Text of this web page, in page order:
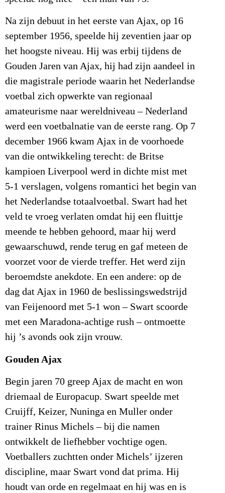
Na zijn debuut in het eerste van Ajax, op 16
september 1956, speelde hij zeventien jaar op
het hoogste niveau. Hij was erbij tijdens de
Gouden Jaren van Ajax, hij had zijn aandeel in
die magistrale periode waarin het Nederlandse
voetbal zich opwerkte van regionaal
amateurisme naar wereldniveau – Nederland
werd een voetbalnatie van de eerste rang. Op 7
december 1966 kwam Ajax in de voorhoede
van die ontwikkeling terecht: de Britse
kampioen Liverpool werd in dichte mist met
5-1 verslagen, volgens romantici het begin van
het Nederlandse totaalvoetbal. Swart had het
veld te vroeg verlaten omdat hij een fluittje
meende te hebben gehoord, maar hij werd
gewaarschuwd, rende terug en gaf meteen de
voorzet voor de vierde treffer. Het werd zijn
beroemdste anekdote. En een andere: op de
dag dat Ajax in 1960 de beslissingswedstrijd
van Feijenoord met 5-1 won – Swart scoorde
met een Maradona-achtige rush – ontmoette
hij ’s avonds ook zijn vrouw.
Gouden Ajax
Begin jaren 70 greep Ajax de macht en won
driemaal de Europacup. Swart speelde met
Cruijff, Keizer, Nuninga en Muller onder
trainer Rinus Michels – bij die namen
ontwikkelt de liefhebber vochtige ogen.
Voetballers zuchtten onder Michels’ ijzeren
discipline, maar Swart vond dat prima. Hij
houdt van orde en regelmaat en hij was en is